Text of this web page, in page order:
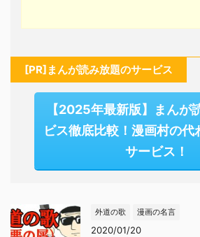
[PR]まんが読み放題のサービス
【2025年最新版】まんが
ビス徹底比較！漫画村の代
サービス！
外道の歌 漫画の名言
2020/01/20